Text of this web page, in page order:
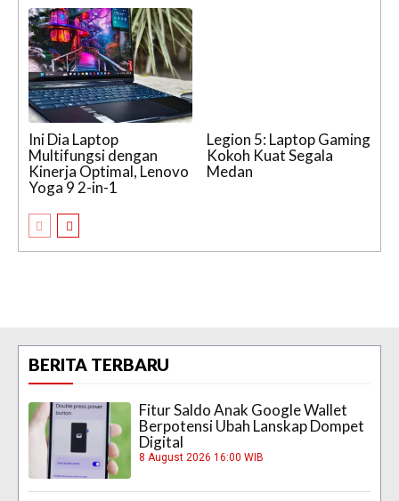
Ini Dia Laptop
Multifungsi dengan
Kinerja Optimal, Lenovo
Yoga 9 2-in-1
Legion 5: Laptop Gaming
Kokoh Kuat Segala
Medan
BERITA TERBARU
Fitur Saldo Anak Google Wallet
Berpotensi Ubah Lanskap Dompet
Digital
8 August 2026 16:00 WIB